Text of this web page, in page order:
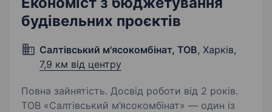
будівельних проєктів
Салтівський м'ясокомбінат, ТОВ, Харків,
7,9 км від центру
Повна зайнятість. Досвід роботи від 2 років.
ТОВ «Салтівський м’ясокомбінат» — один із